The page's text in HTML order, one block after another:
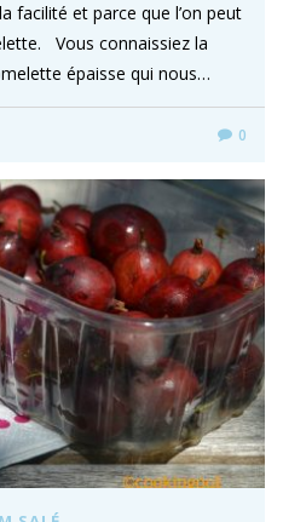
facilité et parce que l’on peut
Vous connaissiez la
épaisse qui nous…
0